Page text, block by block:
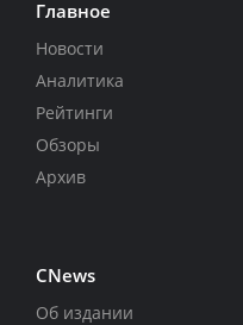
Главное
Новости
Аналитика
Рейтинги
Обзоры
Архив
CNews
Об издании